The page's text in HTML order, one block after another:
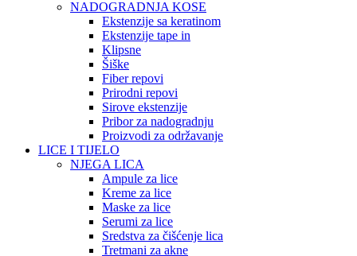
NADOGRADNJA KOSE
Ekstenzije sa keratinom
Ekstenzije tape in
Klipsne
Šiške
Fiber repovi
Prirodni repovi
Sirove ekstenzije
Pribor za nadogradnju
Proizvodi za održavanje
LICE I TIJELO
NJEGA LICA
Ampule za lice
Kreme za lice
Maske za lice
Serumi za lice
Sredstva za čišćenje lica
Tretmani za akne